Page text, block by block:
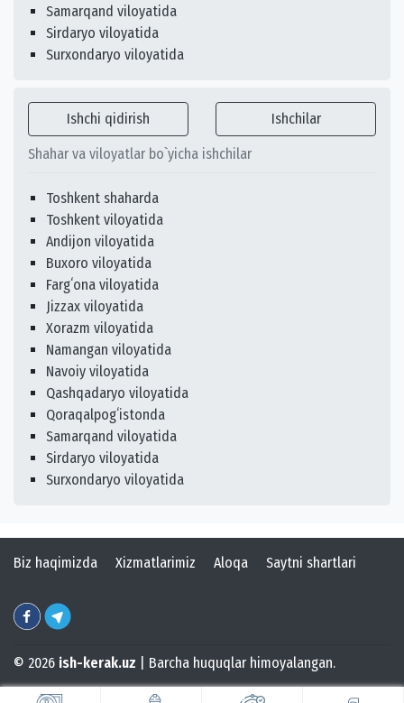
Samarqand viloyatida
Sirdaryo viloyatida
Surxondaryo viloyatida
Ishchi qidirish Ishchilar
Shahar va viloyatlar bo`yicha ishchilar
Toshkent shaharda
Toshkent viloyatida
Andijon viloyatida
Buxoro viloyatida
Fargʻona viloyatida
Jizzax viloyatida
Xorazm viloyatida
Namangan viloyatida
Navoiy viloyatida
Qashqadaryo viloyatida
Qoraqalpogʻistonda
Samarqand viloyatida
Sirdaryo viloyatida
Surxondaryo viloyatida
Biz haqimizda Xizmatlarimiz Aloqa Saytni shartlari
© 2026 ish-kerak.uz | Barcha huquqlar himoyalangan.